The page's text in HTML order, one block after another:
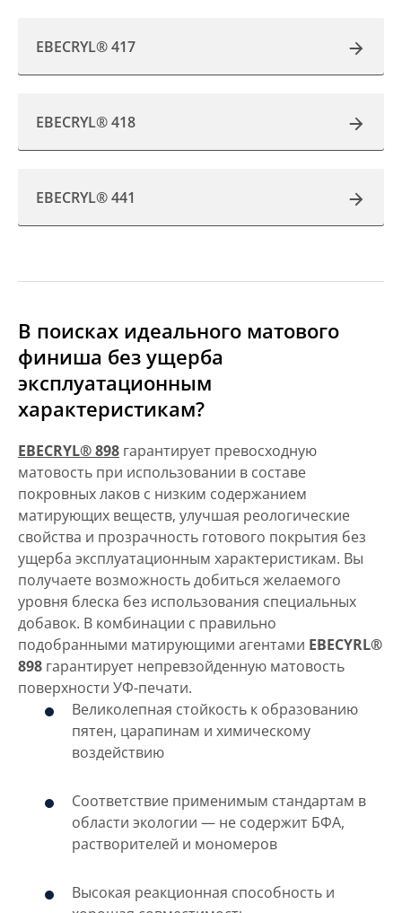
EBECRYL® 417
EBECRYL® 418
EBECRYL® 441
В поисках идеального матового
финиша без ущерба
эксплуатационным
характеристикам?
EBECRYL® 898 гарантирует превосходную
матовость при использовании в составе
покровных лаков с низким содержанием
матирующих веществ, улучшая реологические
свойства и прозрачность готового покрытия без
ущерба эксплуатационным характеристикам. Вы
получаете возможность добиться желаемого
уровня блеска без использования специальных
добавок. В комбинации с правильно
подобранными матирующими агентами EBECYRL®
898 гарантирует непревзойденную матовость
поверхности УФ-печати.
Великолепная стойкость к образованию
пятен, царапинам и химическому
воздействию
Соответствие применимым стандартам в
области экологии — не содержит БФА,
растворителей и мономеров
Высокая реакционная способность и